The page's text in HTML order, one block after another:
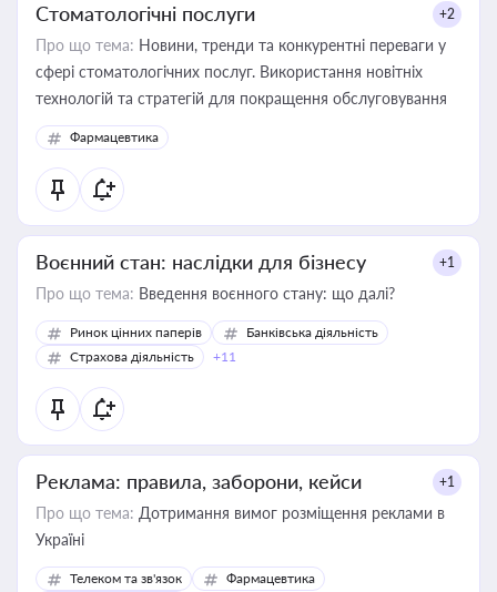
Стоматологічні послуги +2
Про що тема: Новини, тренди та конкурентні переваги у
сфері стоматологічних послуг. Використання новітніх
технологій та стратегій для покращення обслуговування
Фармацевтика
Воєнний стан: наслідки для бізнесу +1
Про що тема: Введення воєнного стану: що далі?
Ринок цінних паперів
Банківська діяльність
Страхова діяльність
+11
Реклама: правила, заборони, кейси +1
Про що тема: Дотримання вимог розміщення реклами в
Україні
Телеком та зв'язок
Фармацевтика